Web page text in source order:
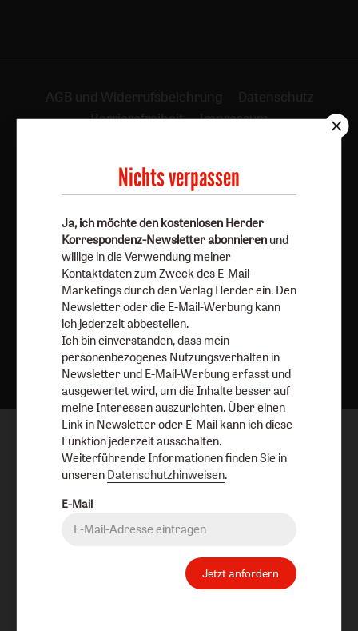
AGB und Widerrufsbelehrung
Datenschutz
Barrierefreiheit
Impressum
Vertrag widerrufen
Nach oben
Nichts verpassen
Ja, ich möchte den kostenlosen Herder
Korrespondenz-Newsletter abonnieren und
willige in die Verwendung meiner
Kontaktdaten zum Zweck des E-Mail-
Marketings durch den Verlag Herder ein. Den
Newsletter oder die E-Mail-Werbung kann
ich jederzeit abbestellen.
Ich bin einverstanden, dass mein
personenbezogenes Nutzungsverhalten in
Newsletter und E-Mail-Werbung erfasst und
ausgewertet wird, um die Inhalte besser auf
meine Interessen auszurichten. Über einen
Link in Newsletter oder E-Mail kann ich diese
Funktion jederzeit ausschalten.
Weiterführende Informationen finden Sie in
unseren Datenschutzhinweisen.
E-Mail
Jetzt anfordern